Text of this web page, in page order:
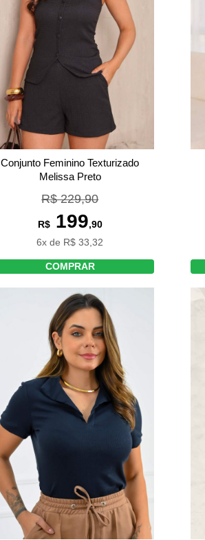
Conjunto Feminino Texturizado
Melissa Preto
R$ 229,90
R$199,90
6x de R$ 33,32
COMPRAR